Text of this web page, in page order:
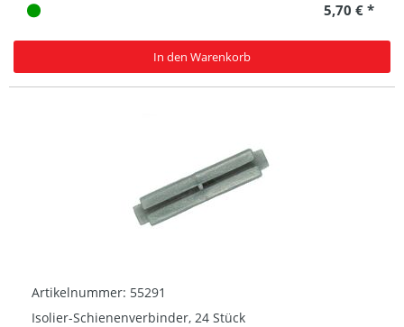
5,70 € *
In den Warenkorb
Artikelnummer: 55291
Isolier-Schienenverbinder, 24 Stück